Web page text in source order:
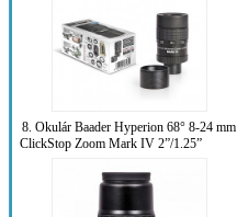
8. Okulár Baader Hyperion 68° 8-24 mm
ClickStop Zoom Mark IV 2”/1.25”